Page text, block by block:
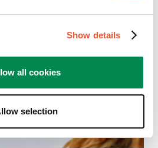
Show details
all cookies
selection